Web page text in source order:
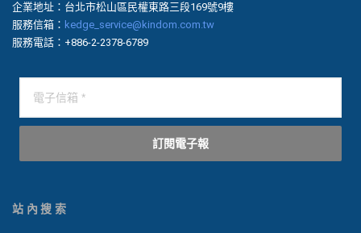
企業地址：台北市松山區民權東路三段169號9樓
服務信箱： kedge_service@kindom.com.tw
服務電話：+886-2-2378-6789
訂閱電子報
站內搜索